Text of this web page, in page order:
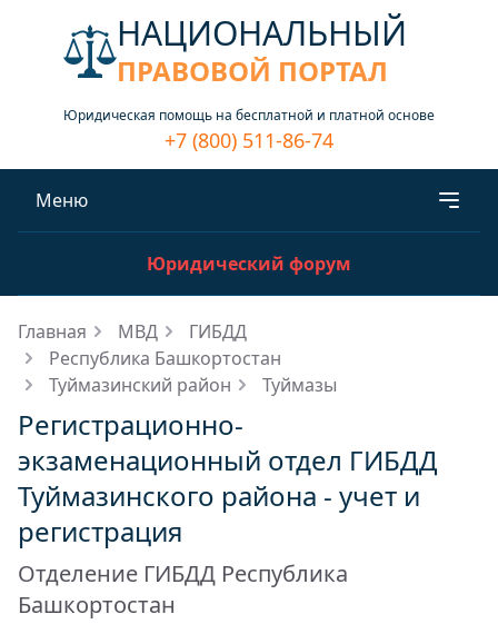
НАЦИОНАЛЬНЫЙ
ПРАВОВОЙ ПОРТАЛ
Юридическая помощь на бесплатной и платной основе
+7 (800) 511-86-74
Меню
Юридический форум
Главная МВД
ГИБДД
Республика Башкортостан
Туймазинский район
Туймазы
Регистрационно-
экзаменационный отдел ГИБДД
Туймазинского района - учет и
регистрация
Отделение ГИБДД Республика
Башкортостан